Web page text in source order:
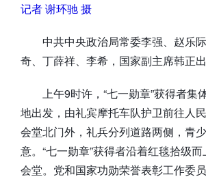
记者 谢环驰 摄
中共中央政治局常委李强、赵乐
奇、丁薛祥、李希，国家副主席韩正出
上午9时许，“七一勋章”获得者集
地出发，由礼宾摩托车队护卫前往人
会堂北门外，礼兵分列道路两侧，青
意。“七一勋章”获得者沿着红毯拾级
会堂。党和国家功勋荣誉表彰工作委